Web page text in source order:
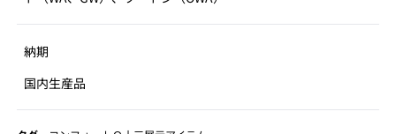
納期
国内生産品